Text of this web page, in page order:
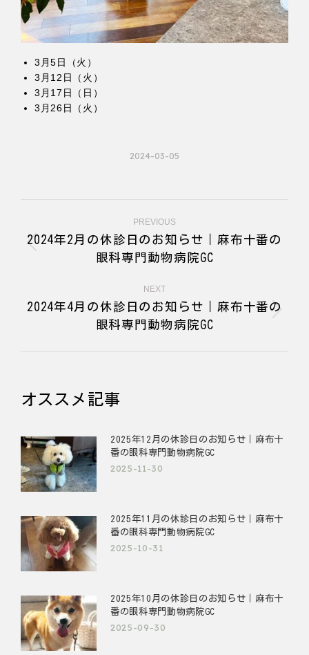
3月5日（火）
3月12日（火）
3月17日（日）
3月26日（火）
2024-03-05
navigation
PREVIOUS
Previous
post:
2024年2月の休診日のお知らせ｜麻布十番の
眼科専門動物病院GC
NEXT
Next
post:
2024年4月の休診日のお知らせ｜麻布十番の
眼科専門動物病院GC
オススメ記事
2025年12月の休診日のお知らせ｜麻布十
番の眼科専門動物病院GC
2025-11-30
2025年11月の休診日のお知らせ｜麻布十
番の眼科専門動物病院GC
2025-10-31
2025年10月の休診日のお知らせ｜麻布十
番の眼科専門動物病院GC
2025-09-30